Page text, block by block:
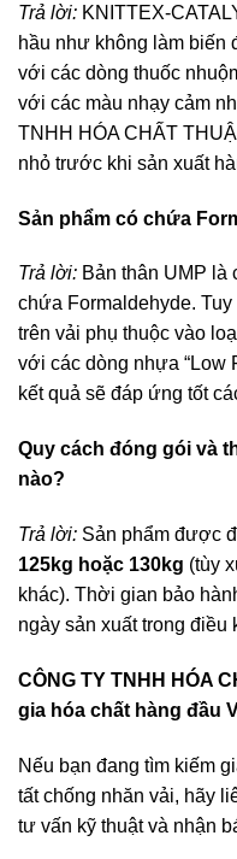
Trả lời: KNITTEX-
hầu như không làm biến
với các dòng thuốc
với các màu nhạy cảm
TNHH HÓA CHẤT
nhỏ trước khi sản xuất
Sản phẩm có chứa
Trả lời: Bản thân UMP là
chứa Formaldehyde.
trên vải phụ thuộc vào
với các dòng nhựa “Low
kết quả sẽ đáp ứng tốt
Quy cách đóng gói và
nào?
Trả lời: Sản phẩm được
125kg hoặc 130kg (tùy
khác). Thời gian bảo
ngày sản xuất trong điều
CÔNG TY TNHH HÓA
gia hóa chất hàng đầu
Nếu bạn đang tìm kiếm
tất chống nhăn vải, hãy
tư vấn kỹ thuật và nhận